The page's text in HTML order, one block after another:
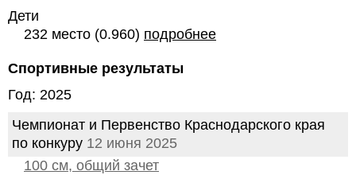
Дети
232 место (0.960) подробнее
Спортивные результаты
Год: 2025
Чемпионат и Первенство Краснодарского края
по конкуру 12 июня 2025
100 см, общий зачет